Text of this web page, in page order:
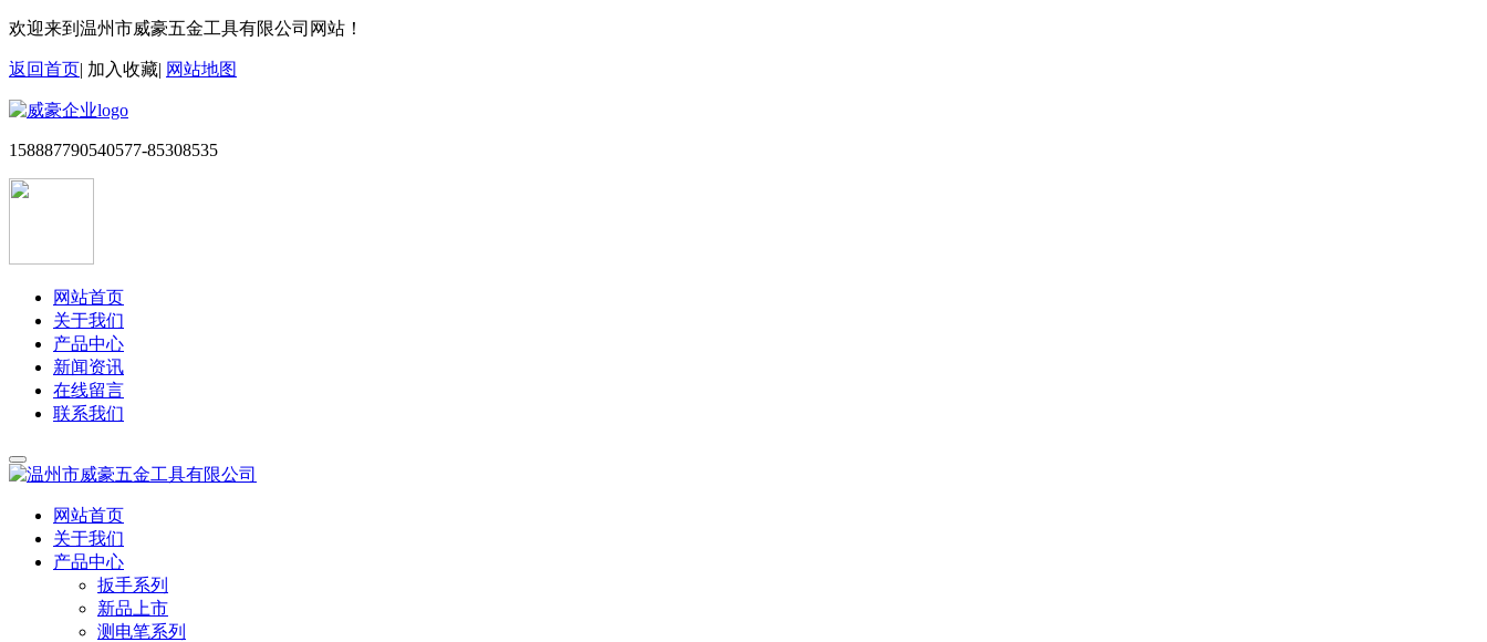
欢迎来到温州市威豪五金工具有限公司网站！
返回首页| 加入收藏| 网站地图
158887790540577-85308535
网站首页
关于我们
产品中心
新闻资讯
在线留言
联系我们
网站首页
关于我们
产品中心
扳手系列
新品上市
测电笔系列